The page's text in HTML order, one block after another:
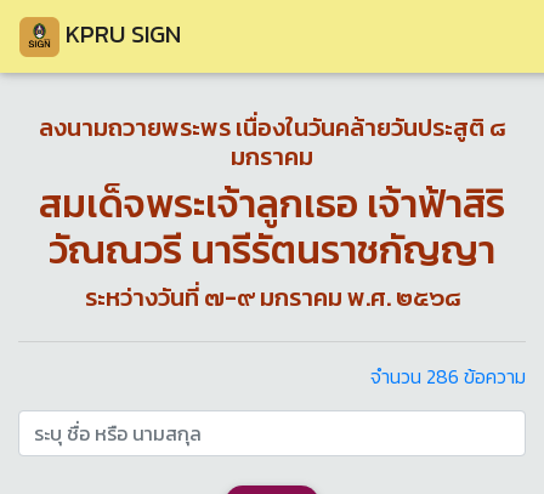
KPRU SIGN
ลงนามถวายพระพร เนื่องในวันคล้ายวันประสูติ ๘
มกราคม
สมเด็จพระเจ้าลูกเธอ เจ้าฟ้าสิริ
วัณณวรี นารีรัตนราชกัญญา
ระหว่างวันที่ ๗-๙ มกราคม พ.ศ. ๒๕๖๘
จำนวน 286 ข้อความ